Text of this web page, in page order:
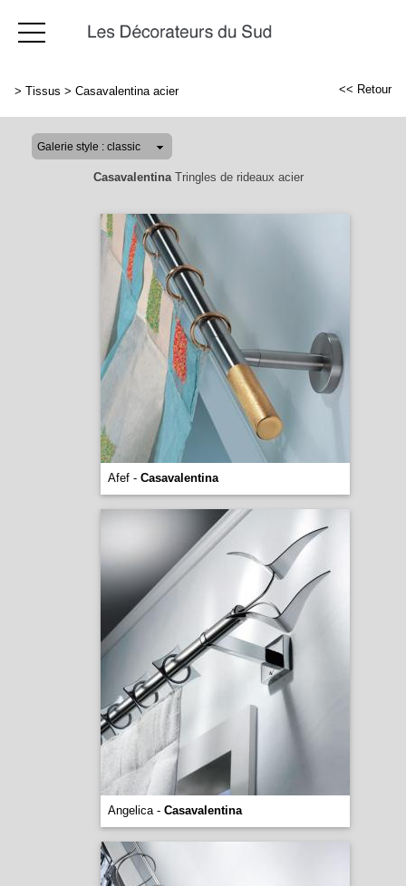
> Tissus > Casavalentina acier << Retour
CasavalentinaTringles de rideaux acier
Afef - Casavalentina
Angelica - Casavalentina